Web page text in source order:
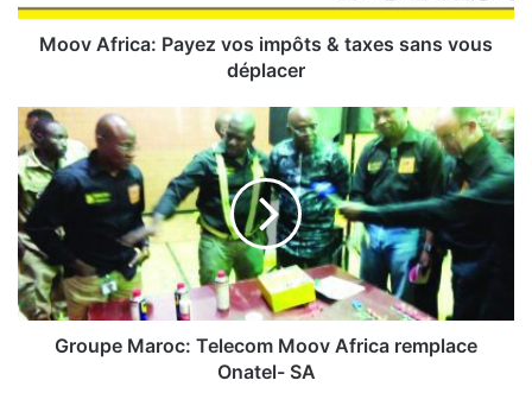
c
a
y
e
z
v
o
s
i
m
Moov Africa: Payez vos impôts & taxes sans vous
déplacer
G
r
o
u
p
e
M
a
r
Groupe Maroc: Telecom Moov Africa remplace
Onatel- SA